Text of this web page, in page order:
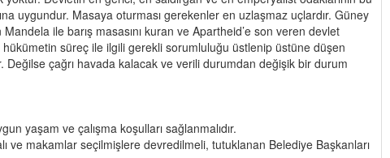
uygundur. Masaya oturması gerekenler en uzlaşmaz uçlardır. Güney
ile barış masasını kuran ve Apartheid’e son veren devlet
süreç ile ilgili gerekli sorumluluğu üstlenip üstüne düşen
çağrı havada kalacak ve verili durumdan değişik bir durum
yaşam ve çalışma koşulları sağlanmalıdır.
ve makamlar seçilmişlere devredilmeli, tutuklanan Belediye Başkanları